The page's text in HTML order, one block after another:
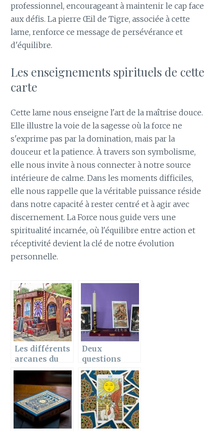
professionnel, encourageant à maintenir le cap face
aux défis. La pierre Œil de Tigre, associée à cette
lame, renforce ce message de persévérance et
d'équilibre.
Les enseignements spirituels de cette
carte
Cette lame nous enseigne l'art de la maîtrise douce.
Elle illustre la voie de la sagesse où la force ne
s'exprime pas par la domination, mais par la
douceur et la patience. À travers son symbolisme,
elle nous invite à nous connecter à notre source
intérieure de calme. Dans les moments difficiles,
elle nous rappelle que la véritable puissance réside
dans notre capacité à rester centré et à agir avec
discernement. La Force nous guide vers une
spiritualité incarnée, où l'équilibre entre action et
réceptivité devient la clé de notre évolution
personnelle.
Les différents
arcanes du
Tarot de
Deux
questions
utiles à poser
à une voyante
sur votre
relation